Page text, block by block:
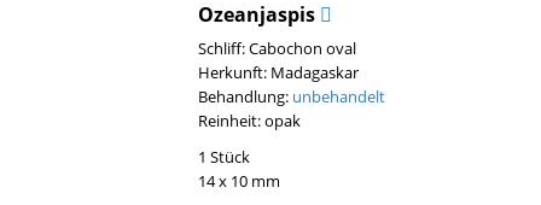
Ozeanjaspis
Schliff: Cabochon oval
Herkunft: Madagaskar
Behandlung: unbehandelt
Reinheit: opak
1 Stück
14 x 10 mm